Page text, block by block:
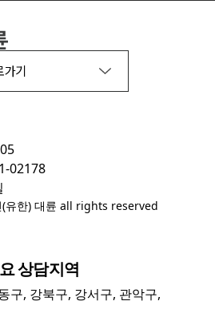
기
02178
유한) 대륜 all rights reserved
상담지역
구, 강북구, 강서구, 관악구,